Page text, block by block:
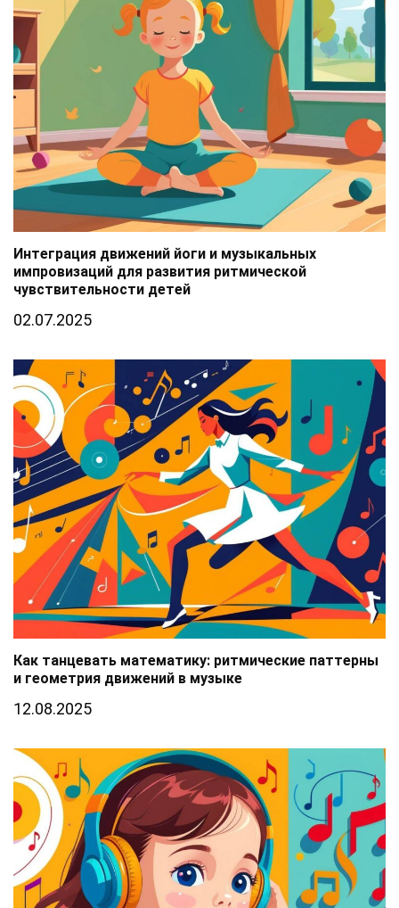
Интеграция движений йоги и музыкальных
импровизаций для развития ритмической
чувствительности детей
02.07.2025
Как танцевать математику: ритмические паттерны
и геометрия движений в музыке
12.08.2025